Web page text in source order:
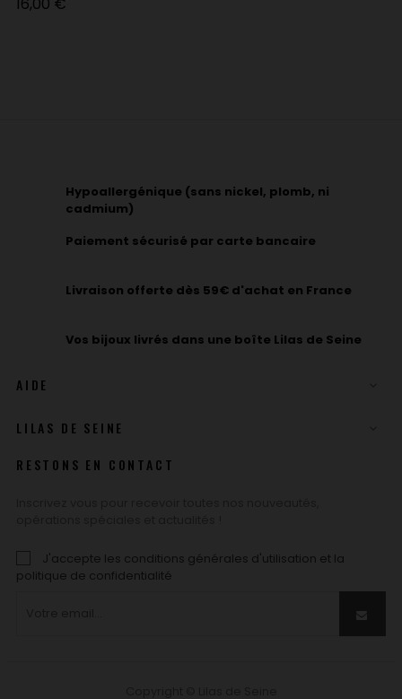
16,00 €
Hypoallergénique (sans nickel, plomb, ni
cadmium)
Paiement sécurisé par carte bancaire
Livraison offerte dès 59€ d'achat en France
Vos bijoux livrés dans une boîte Lilas de Seine
AIDE
LILAS DE SEINE
RESTONS EN CONTACT
J'accepte les conditions générales d'utilisation et la
politique de confidentialité